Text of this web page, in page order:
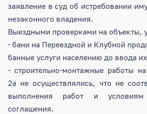
заявление в суд об истребовании
незаконного владения.
Выездными проверками на объекты,
- бани на Переездной и Клубной
банные услуги населению до ввода
- строительно-монтажные работы
2а не осуществлялись, что не
выполнения работ и условиям
соглашения.